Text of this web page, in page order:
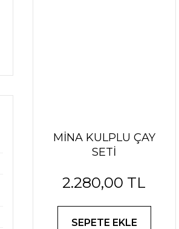
MİNA KULPLU ÇAY
SETİ
2.280,00 TL
SEPETE EKLE